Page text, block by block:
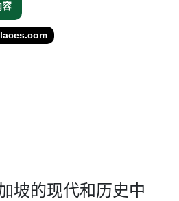
容
坡的现代和­历史中